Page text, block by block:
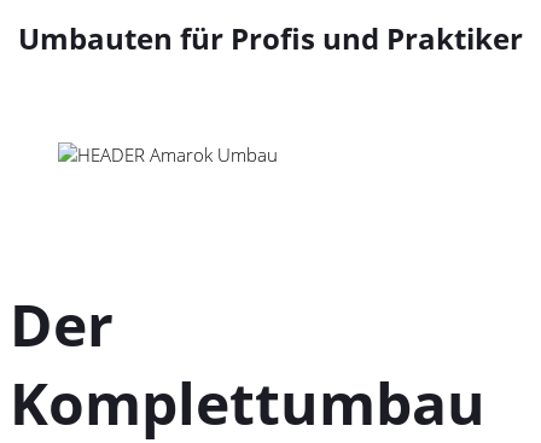
Umbauten für Profis und Praktiker
Der
Komplettumbau